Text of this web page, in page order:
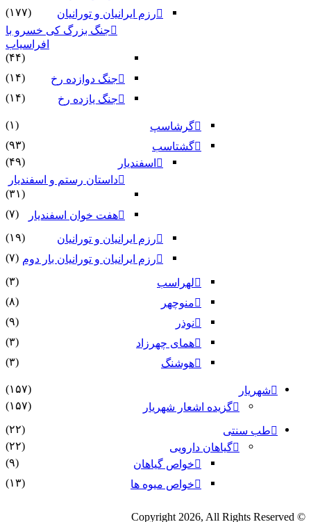
رزم ایرانیان و تورانیان
(۱۷۷)
جنگ بزرگ کی خسرو با
افراسیاب
(۴۴)
جنگ دوازده رخ
(۱۴)
جنگ یازده رخ
(۱۴)
گرشاسپ
(۱)
گشتاسب
(۹۳)
اسفندیار
(۴۹)
داستان رستم و اسفندیار
(۳۱)
هفت خوان اسفندیار
(۷)
رزم ایرانیان و تورانیان
(۱۹)
رزم ایرانیان و تورانیان بار دوم (۷)
لهراسب
(۳)
منوچهر
(۸)
نوذر
(۹)
هماى چهرزاد
(۳)
هوشنگ
(۳)
شهریار
(۱۵۷)
گزیده اشعار شهریار
(۱۵۷)
طب سنتی
(۲۲)
گیاهان دارویی
(۲۲)
خواص گیاهان
(۹)
خواص میوه ها
(۱۳)
© Copyright 2026, All Rights Reserved